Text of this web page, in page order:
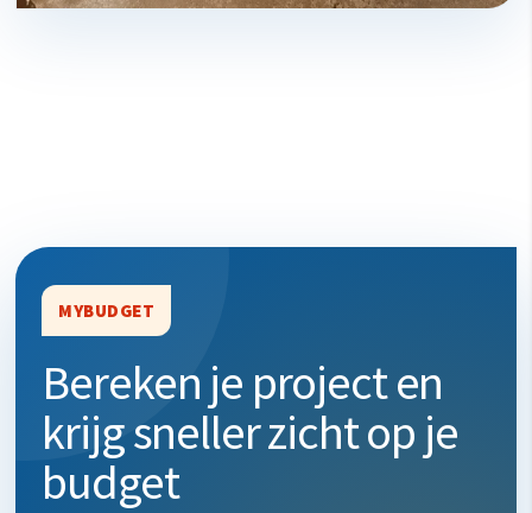
MYBUDGET
Bereken je project en
krijg sneller zicht op je
budget